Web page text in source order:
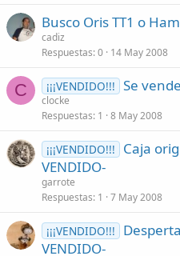
Busco Oris TT1 o
cadiz
Respuestas 0 14 May 2008
C ¡¡¡VENDIDO!!! Se
clocke
Respuestas 1 8 May 2008
¡¡¡VENDIDO!!!
Caja
VENDIDO-
garrote
Respuestas 1 7 May 2008
¡¡¡VENDIDO!!!
VENDIDO-